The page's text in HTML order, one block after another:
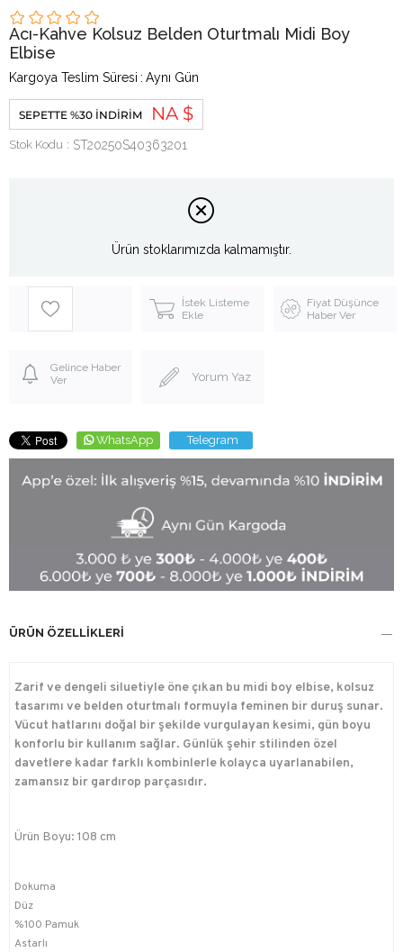
Acı-Kahve Kolsuz Belden Oturtmalı Midi Boy
Elbise
Kargoya Teslim Süresi : Aynı Gün
SEPETTE %30 İNDIRIM NA $
Stok Kodu ST20250S40363201
Ürün stoklarımızda kalmamıştır.
İstek Listeme
Ekle
Fiyat Düşünce
Haber Ver
Gelince Haber
Ver
Yorum Yaz
WhatsApp Telegram
ÜRÜN ÖZELLIKLERI
Zarif ve dengeli siluetiyle öne çıkan bu midi boy elbise, kolsuz
tasarımı ve belden oturtmalı formuyla feminen bir duruş sunar.
Vücut hatlarını doğal bir şekilde vurgulayan kesimi, gün boyu
konforlu bir kullanım sağlar. Günlük şehir stilinden özel
davetlere kadar farklı kombinlerle kolayca uyarlanabilen,
zamansız bir gardırop parçasıdır.
Ürün Boyu: 108 cm
Dokuma
Düz
%100 Pamuk
Astarlı